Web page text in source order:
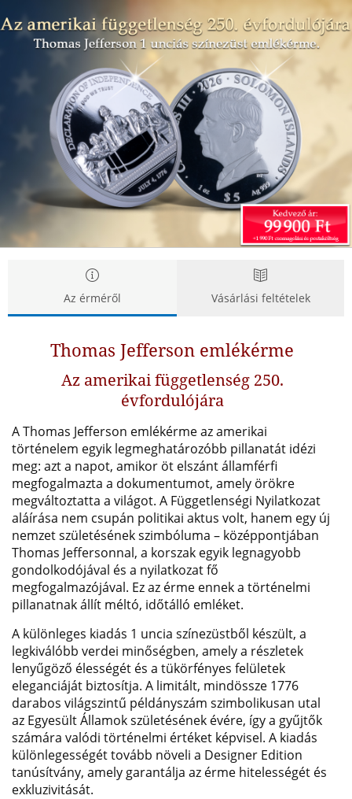
Jefferson
emlékérme
Thomas
Jefferson
emlékérme
Az érméről Vásárlási feltételek
Thomas Jefferson emlékérme
Az amerikai függetlenség 250.
évfordulójára
A Thomas Jefferson emlékérme az amerikai
történelem egyik legmeghatározóbb pillanatát idézi
meg: azt a napot, amikor öt elszánt államférfi
megfogalmazta a dokumentumot, amely örökre
megváltoztatta a világot. A Függetlenségi Nyilatkozat
aláírása nem csupán politikai aktus volt, hanem egy új
nemzet születésének szimbóluma – középpontjában
Thomas Jeffersonnal, a korszak egyik legnagyobb
gondolkodójával és a nyilatkozat fő
megfogalmazójával. Ez az érme ennek a történelmi
pillanatnak állít méltó, időtálló emléket.
A különleges kiadás 1 uncia színezüstből készült, a
legkiválóbb verdei minőségben, amely a részletek
lenyűgöző élességét és a tükörfényes felületek
eleganciáját biztosítja. A limitált, mindössze 1776
darabos világszintű példányszám szimbolikusan utal
az Egyesült Államok születésének évére, így a gyűjtők
számára valódi történelmi értéket képvisel. A kiadás
különlegességét tovább növeli a Designer Edition
tanúsítvány, amely garantálja az érme hitelességét és
exkluzivitását.